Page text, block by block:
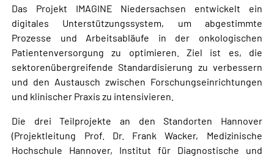
Das Projekt IMAGINE Niedersachsen entwickelt ein
digitales Unterstützungssystem, um abgestimmte
Prozesse und Arbeitsabläufe in der onkologischen
Patientenversorgung zu optimieren. Ziel ist es, die
sektorenübergreifende Standardisierung zu verbessern
und den Austausch zwischen Forschungseinrichtungen
und klinischer Praxis zu intensivieren.
Die drei Teilprojekte an den Standorten Hannover
(Projektleitung Prof. Dr. Frank Wacker, Medizinische
Hochschule Hannover, Institut für Diagnostische und